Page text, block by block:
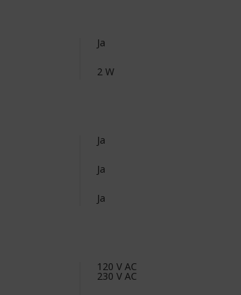
Ja
2 W
Ja
Ja
Ja
120 V AC
230 V AC